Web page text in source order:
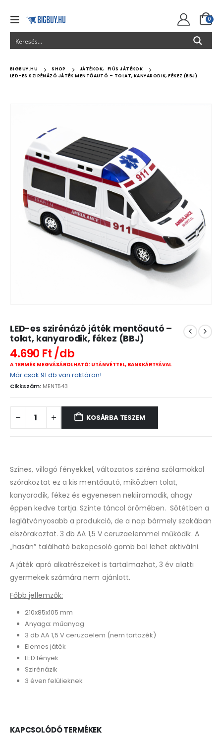
0
BIGBUY.HU SHOP JÁTÉKOK,
FIÚS JÁTÉKOK
LED-ES SZIRÉNÁZÓ JÁTÉK MENTŐAUTÓ – TOLAT, KANYARODIK, FÉKEZ (BBJ)
LED-es szirénázó játék mentőautó –
tolat, kanyarodik, fékez (BBJ)
4.690 Ft
A TERMÉK MEGVÁSÁROLHATÓ: UTÁNVÉTTEL, BANKKÁRTYÁVAL
Már csak 91 db van raktáron!
Cikkszám: MENT543
KOSÁRBA TESZEM
Színes, villogó fényekkel, változatos sziréna szólamokkal
szórakoztat ez a kis mentőautó, miközben tolat,
kanyarodik, fékez és egyenesen nekiiramodik, ahogy
éppen kedve tartja. Szinte táncol örömében. Sötétben a
leglátványosabb a produkció, de a nap bármely szakában
elszórakoztat. 3 db AA 1,5 V ceruzaelemmel működik. A
„hasán” található bekapcsoló gomb bal lehet aktiválni.
A játék apró alkatrészeket is tartalmazhat, 3 év alatti
gyermekek számára nem ajánlott.
Főbb jellemzők:
210x85x105 mm
Anyaga: műanyag
3 db AA 1,5 V ceruzaelem (nem tartozék)
Elemes játék
LED fények
Szirénázik
3 éven felülieknek
KAPCSOLÓDÓ TERMÉKEK